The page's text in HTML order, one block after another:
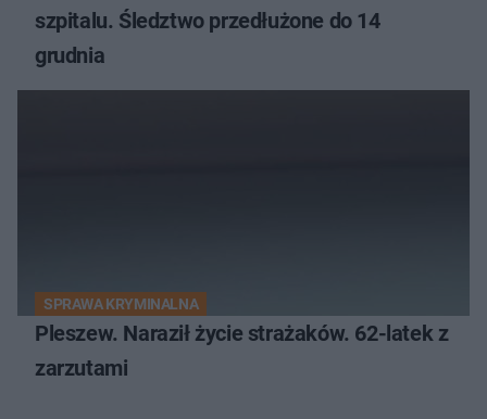
szpitalu. Śledztwo przedłużone do 14
grudnia
SPRAWA KRYMINALNA
Pleszew. Naraził życie strażaków. 62-latek z
zarzutami